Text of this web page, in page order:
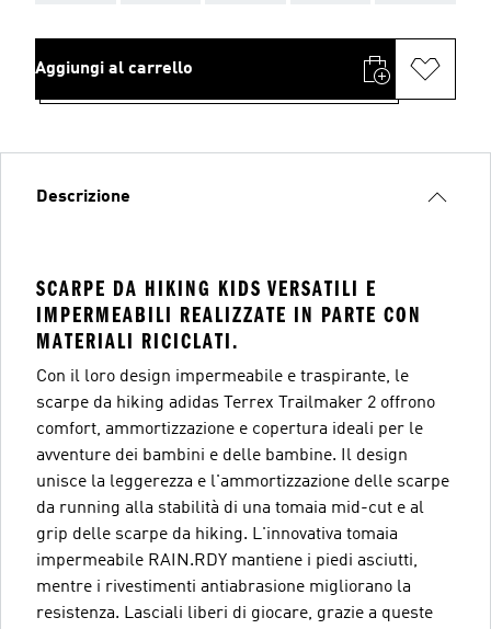
Aggiungi al carrello
Descrizione
SCARPE DA HIKING KIDS VERSATILI E
IMPERMEABILI REALIZZATE IN PARTE CON
MATERIALI RICICLATI.
Con il loro design impermeabile e traspirante, le
scarpe da hiking adidas Terrex Trailmaker 2 offrono
comfort, ammortizzazione e copertura ideali per le
avventure dei bambini e delle bambine. Il design
unisce la leggerezza e l'ammortizzazione delle scarpe
da running alla stabilità di una tomaia mid-cut e al
grip delle scarpe da hiking. L'innovativa tomaia
impermeabile RAIN.RDY mantiene i piedi asciutti,
mentre i rivestimenti antiabrasione migliorano la
resistenza. Lasciali liberi di giocare, grazie a queste